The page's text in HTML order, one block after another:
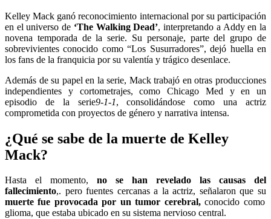
Kelley Mack ganó reconocimiento internacional por su participación
en el universo de ‘The Walking Dead’, interpretando a Addy en la
novena temporada de la serie. Su personaje, parte del grupo de
sobrevivientes conocido como “Los Susurradores”, dejó huella en
los fans de la franquicia por su valentía y trágico desenlace.
Además de su papel en la serie, Mack trabajó en otras producciones
independientes y cortometrajes, como Chicago Med y en un
episodio de la serie9-1-1, consolidándose como una actriz
comprometida con proyectos de género y narrativa intensa.
¿Qué se sabe de la muerte de Kelley
Mack?
Hasta el momento, no se han revelado las causas del
fallecimiento,. pero fuentes cercanas a la actriz, señalaron que su
muerte fue provocada por un tumor cerebral,conocido como
glioma, que estaba ubicado en su sistema nervioso central.